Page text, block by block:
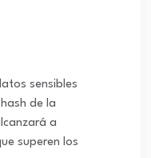
sensibles
de la
a
superen los